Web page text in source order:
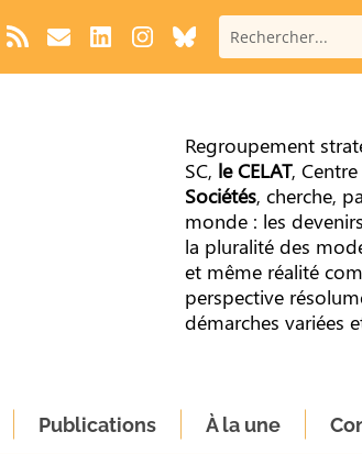
Regroupement
SC, le CELAT,
Sociétés, cherche,
monde : les
la pluralité des
et même réalité
perspective
démarches variées
Publications À la une